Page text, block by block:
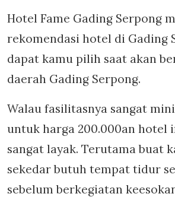
Hotel Fame Gading Serpong
rekomendasi hotel di Gading
dapat kamu pilih saat akan
daerah Gading Serpong.
Walau fasilitasnya sangat
untuk harga 200.000an hotel
sangat layak. Terutama buat
sekedar butuh tempat tidur
sebelum berkegiatan